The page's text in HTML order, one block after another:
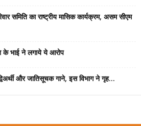
समिति का राष्ट्रीय मासिक कार्यक्रम, असम सीएम
के भाई ने लगाये ये आरोप
और जातिसूचक गाने, इस विभाग ने गृह...